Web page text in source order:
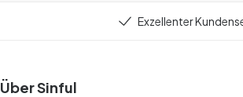
Exzellenter
Über Sinful